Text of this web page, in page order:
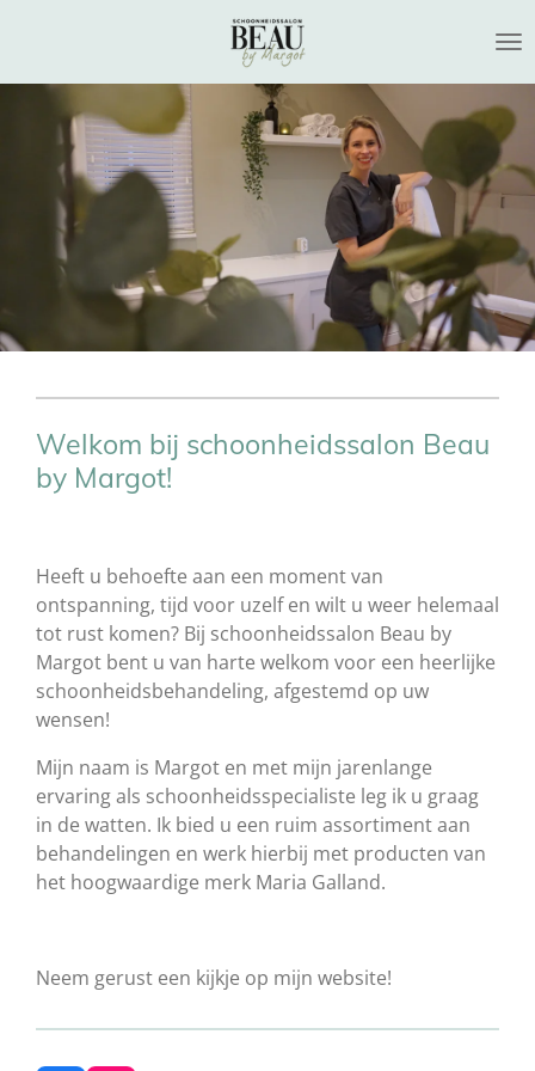
naar
hoofdinhoud
Welkom bij schoonheidssalon Beau
by Margot!
Heeft u behoefte aan een moment van
ontspanning, tijd voor uzelf en wilt u weer helemaal
tot rust komen? Bij schoonheidssalon Beau by
Margot bent u van harte welkom voor een heerlijke
schoonheidsbehandeling, afgestemd op uw
wensen!
Mijn naam is Margot en met mijn jarenlange
ervaring als schoonheidsspecialiste leg ik u graag
in de watten. Ik bied u een ruim assortiment aan
behandelingen en werk hierbij met producten van
het hoogwaardige merk Maria Galland.
Neem gerust een kijkje op mijn website!